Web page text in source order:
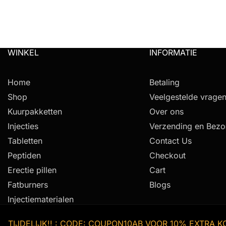
TIJDELIJK!! : CODE: COUPON10AB VOOR 10% EXTRA
WINKEL
Home
Shop
Kuurpakketten
Injecties
Tabletten
Peptiden
Erectie pillen
Fatburners
Injectiematerialen
INFORMATIE
Betaling
Veelgestelde vragen
Over ons
Verzending en
Contact Us
Checkout
Cart
Blogs